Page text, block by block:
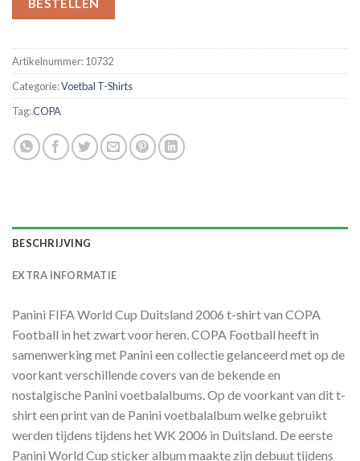
BESTELLEN
Artikelnummer:10732
Categorie:Voetbal T-Shirts
Tag:COPA
BESCHRIJVING
EXTRA INFORMATIE
Panini FIFA World Cup Duitsland 2006 t-shirt van COPA
Football in het zwart voor heren. COPA Football heeft in
samenwerking met Panini een collectie gelanceerd met op de
voorkant verschillende covers van de bekende en
nostalgische Panini voetbalalbums. Op de voorkant van dit t-
shirt een print van de Panini voetbalalbum welke gebruikt
werden tijdens tijdens het WK 2006 in Duitsland. De eerste
Panini World Cup sticker album maakte zijn debuut tijdens